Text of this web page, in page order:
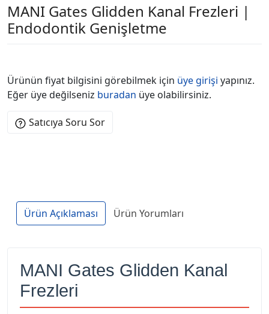
MANI Gates Glidden Kanal Frezleri |
Endodontik Genişletme
Ürünün fiyat bilgisini görebilmek için üye girişi yapınız.
Eğer üye değilseniz buradan üye olabilirsiniz.
Satıcıya Soru Sor
Ürün Açıklaması Ürün Yorumları
MANI Gates Glidden Kanal
Frezleri